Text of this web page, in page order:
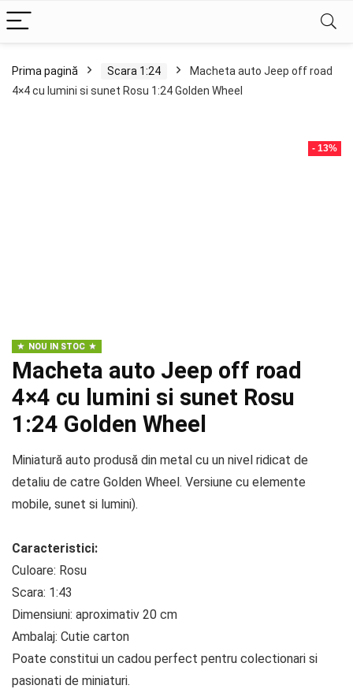
Prima pagină Scara 1:24
Macheta auto Jeep off road
4×4 cu lumini si sunet Rosu 1:24 Golden Wheel
- 13%
NOU IN STOC
Macheta auto Jeep off road
4×4 cu lumini si sunet Rosu
1:24 Golden Wheel
Miniatură auto produsă din metal cu un nivel ridicat de
detaliu de catre Golden Wheel. Versiune cu elemente
mobile, sunet si lumini).
Caracteristici:
Culoare: Rosu
Scara: 1:43
Dimensiuni: aproximativ 20 cm
Ambalaj: Cutie carton
Poate constitui un cadou perfect pentru colectionari si
pasionati de miniaturi.